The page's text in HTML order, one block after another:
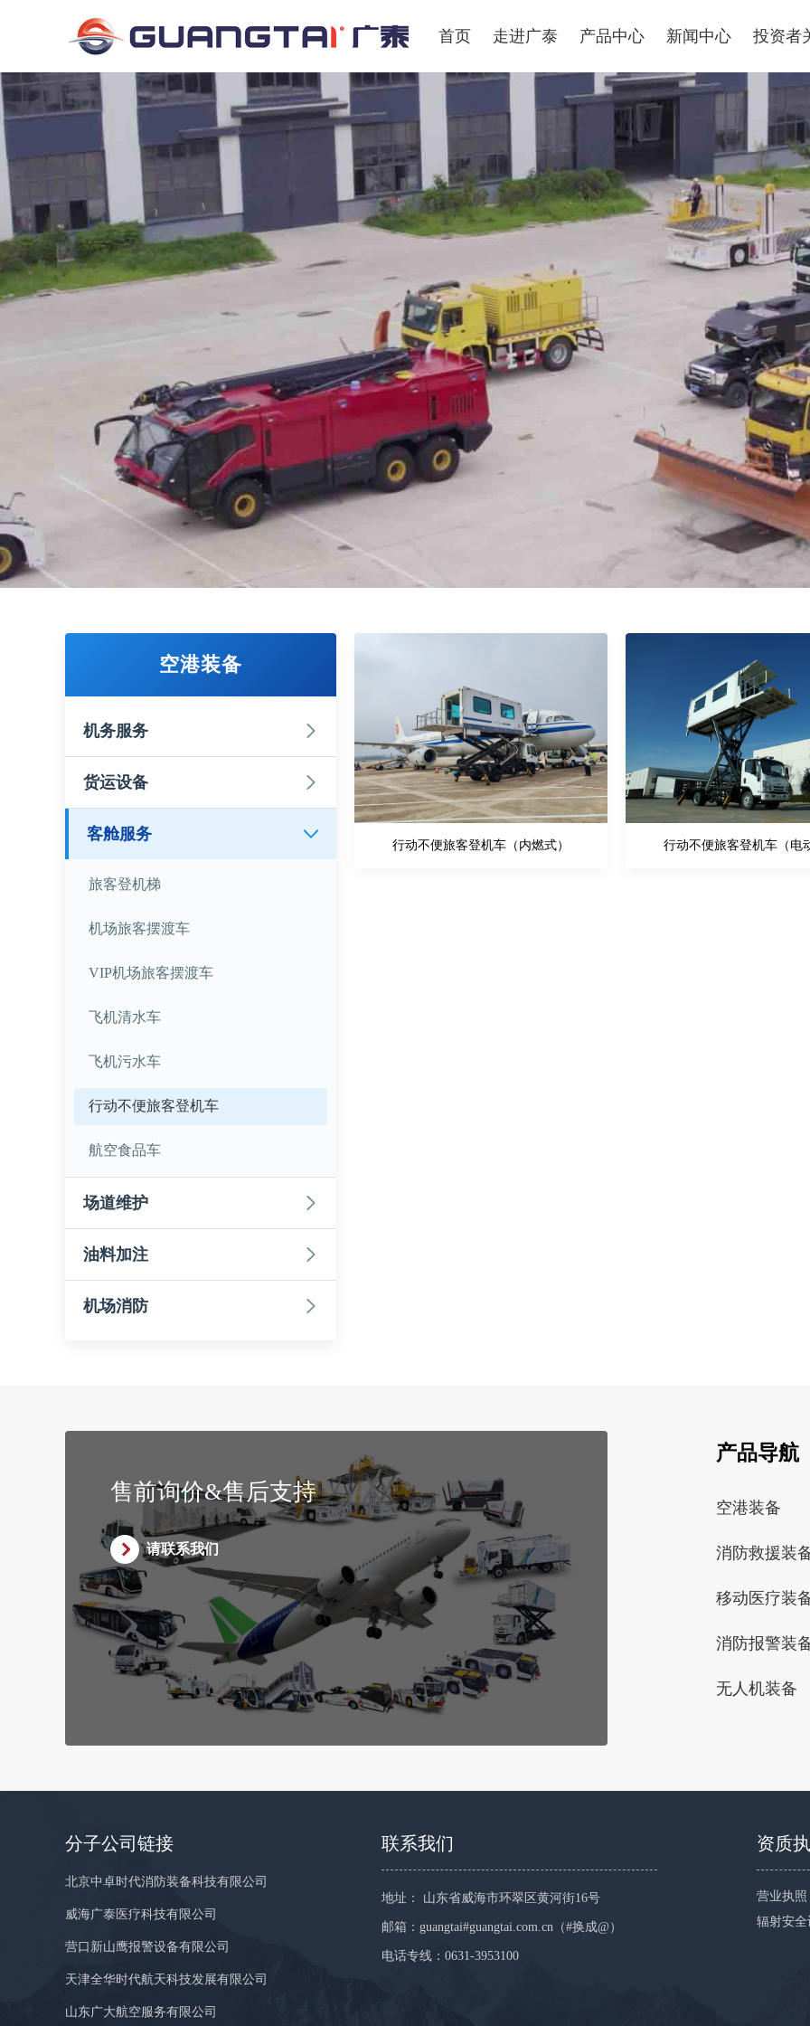
首页 走进广泰 产品中心 新闻中心 投资者
空港装备
机务服务
货运设备
客舱服务
旅客登机梯
机场旅客摆渡车
VIP机场旅客摆渡车
飞机清水车
飞机污水车
行动不便旅客登机车
航空食品车
场道维护
油料加注
机场消防
行动不便旅客登机车（内燃式） 行动不便旅客登机车（电
售前询价&售后支持
请联系我们
产品导航
空港装备
消防救援装
移动医疗装
消防报警装
无人机装备
分子公司链接
北京中卓时代消防装备科技有限公司
威海广泰医疗科技有限公司
营口新山鹰报警设备有限公司
天津全华时代航天科技发展有限公司
山东广大航空服务有限公司
联系我们
地址： 山东省威海市环翠区黄河街16号
邮箱：guangtai#guangtai.com.cn（#换成@）
电话专线：0631-3953100
资质
营业执照
辐射安